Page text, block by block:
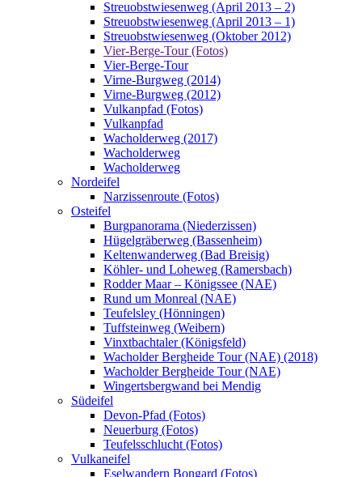
Streuobstwiesenweg (April 2013 – 2)
Streuobstwiesenweg (April 2013 – 1)
Streuobstwiesenweg (Oktober 2012)
Vier-Berge-Tour (Fotos)
Vier-Berge-Tour
Virne-Burgweg (2014)
Virne-Burgweg (2012)
Vulkanpfad (Fotos)
Vulkanpfad
Wacholderweg (2017)
Wacholderweg
Wacholderweg
Nordeifel
Narzissenroute (Fotos)
Osteifel
Burgpanorama (Niederzissen)
Hügelgräberweg (Bassenheim)
Keltenwanderweg (Bad Breisig)
Köhler- und Loheweg (Ramersbach)
Rodder Maar – Königssee (NAE)
Rund um Monreal (NAE)
Teufelsley (Hönningen)
Tuffsteinweg (Weibern)
Vinxtbachtaler (Königsfeld)
Wacholder Bergheide Tour (NAE) (2018)
Wacholder Bergheide Tour (NAE)
Wingertsbergwand bei Mendig
Südeifel
Devon-Pfad (Fotos)
Neuerburg (Fotos)
Teufelsschlucht (Fotos)
Vulkaneifel
Eselwandern Bongard (Fotos)